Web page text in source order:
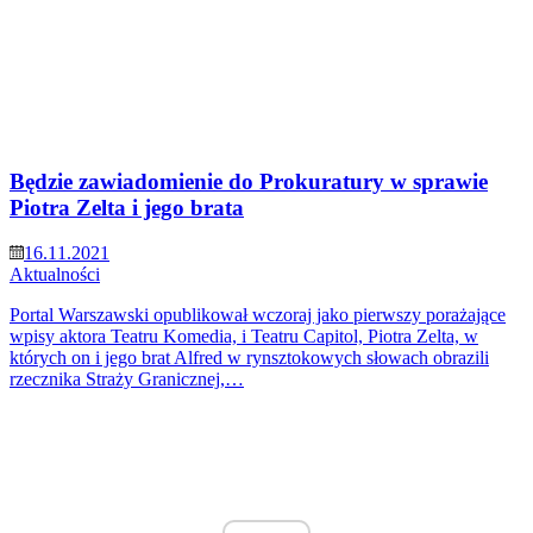
Będzie zawiadomienie do Prokuratury w sprawie
Piotra Zelta i jego brata
16.11.2021
Aktualności
Portal Warszawski opublikował wczoraj jako pierwszy porażające
wpisy aktora Teatru Komedia, i Teatru Capitol, Piotra Zelta, w
których on i jego brat Alfred w rynsztokowych słowach obrazili
rzecznika Straży Granicznej,…